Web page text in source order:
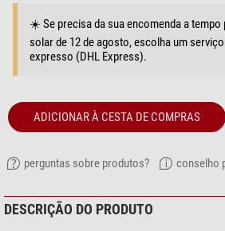
☀️ Se precisa da sua encomenda a tempo
solar de 12 de agosto, escolha um
expresso (DHL Express).
ADICIONAR À CESTA DE COMPRAS
perguntas sobre produtos? conselho
DESCRIÇÃO DO PRODUTO